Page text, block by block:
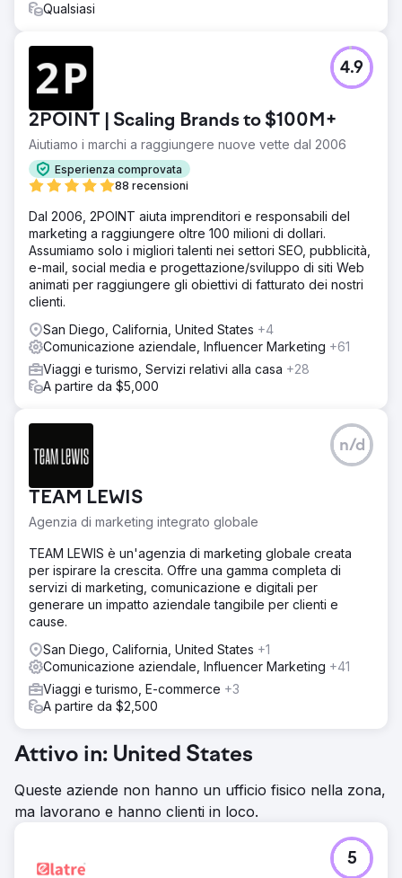
Qualsiasi
2POINT | Scaling Brands to $100M+
Aiutiamo i marchi a raggiungere nuove vette dal 2006
Esperienza comprovata
88 recensioni
4.9
Dal 2006, 2POINT aiuta imprenditori e responsabili del
marketing a raggiungere oltre 100 milioni di dollari.
Assumiamo solo i migliori talenti nei settori SEO, pubblicità,
e-mail, social media e progettazione/sviluppo di siti Web
animati per raggiungere gli obiettivi di fatturato dei nostri
clienti.
San Diego, California, United States +4
Comunicazione aziendale, Influencer Marketing +61
Viaggi e turismo, Servizi relativi alla casa +28
A partire da $5,000
TEAM LEWIS
Agenzia di marketing integrato globale
n/d
TEAM LEWIS è un'agenzia di marketing globale creata
per ispirare la crescita. Offre una gamma completa di
servizi di marketing, comunicazione e digitali per
generare un impatto aziendale tangibile per clienti e
cause.
San Diego, California, United States +1
Comunicazione aziendale, Influencer Marketing +41
Viaggi e turismo, E-commerce +3
A partire da $2,500
Attivo in: United States
Queste aziende non hanno un ufficio fisico nella zona,
ma lavorano e hanno clienti in loco.
5